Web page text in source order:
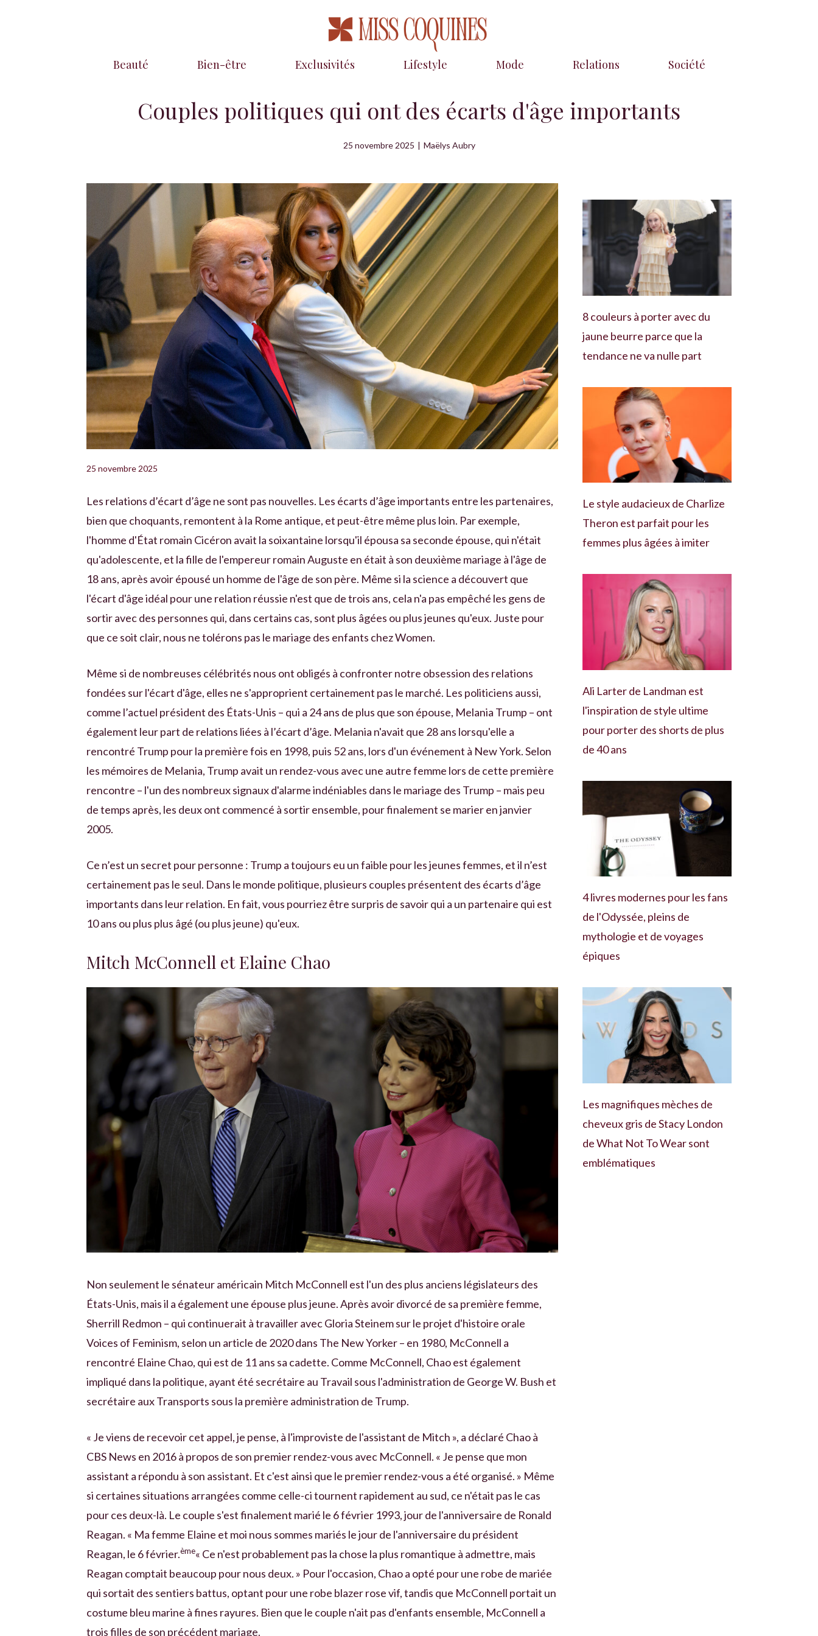
Beauté Bien-être Exclusivités Lifestyle Mode Relations Société
Couples politiques qui ont des écarts d'âge importants
25 novembre 2025 | Maëlys Aubry
25 novembre 2025
Les relations d’écart d’âge ne sont pas nouvelles. Les écarts d’âge importants entre les partenaires,
bien que choquants, remontent à la Rome antique, et peut-être même plus loin. Par exemple,
l'homme d'État romain Cicéron avait la soixantaine lorsqu'il épousa sa seconde épouse, qui n'était
qu'adolescente, et la fille de l'empereur romain Auguste en était à son deuxième mariage à l'âge de
18 ans, après avoir épousé un homme de l'âge de son père. Même si la science a découvert que
l'écart d'âge idéal pour une relation réussie n'est que de trois ans, cela n'a pas empêché les gens de
sortir avec des personnes qui, dans certains cas, sont plus âgées ou plus jeunes qu'eux. Juste pour
que ce soit clair, nous ne tolérons pas le mariage des enfants chez Women.
Même si de nombreuses célébrités nous ont obligés à confronter notre obsession des relations
fondées sur l'écart d'âge, elles ne s'approprient certainement pas le marché. Les politiciens aussi,
comme l’actuel président des États-Unis – qui a 24 ans de plus que son épouse, Melania Trump – ont
également leur part de relations liées à l’écart d’âge. Melania n'avait que 28 ans lorsqu'elle a
rencontré Trump pour la première fois en 1998, puis 52 ans, lors d'un événement à New York. Selon
les mémoires de Melania, Trump avait un rendez-vous avec une autre femme lors de cette première
rencontre – l'un des nombreux signaux d'alarme indéniables dans le mariage des Trump – mais peu
de temps après, les deux ont commencé à sortir ensemble, pour finalement se marier en janvier
2005.
Ce n’est un secret pour personne : Trump a toujours eu un faible pour les jeunes femmes, et il n’est
certainement pas le seul. Dans le monde politique, plusieurs couples présentent des écarts d’âge
importants dans leur relation. En fait, vous pourriez être surpris de savoir qui a un partenaire qui est
10 ans ou plus plus âgé (ou plus jeune) qu'eux.
Mitch McConnell et Elaine Chao
Non seulement le sénateur américain Mitch McConnell est l'un des plus anciens législateurs des
États-Unis, mais il a également une épouse plus jeune. Après avoir divorcé de sa première femme,
Sherrill Redmon – qui continuerait à travailler avec Gloria Steinem sur le projet d'histoire orale
Voices of Feminism, selon un article de 2020 dans The New Yorker – en 1980, McConnell a
rencontré Elaine Chao, qui est de 11 ans sa cadette. Comme McConnell, Chao est également
impliqué dans la politique, ayant été secrétaire au Travail sous l'administration de George W. Bush et
secrétaire aux Transports sous la première administration de Trump.
« Je viens de recevoir cet appel, je pense, à l'improviste de l'assistant de Mitch », a déclaré Chao à
CBS News en 2016 à propos de son premier rendez-vous avec McConnell. « Je pense que mon
assistant a répondu à son assistant. Et c'est ainsi que le premier rendez-vous a été organisé. » Même
si certaines situations arrangées comme celle-ci tournent rapidement au sud, ce n'était pas le cas
pour ces deux-là. Le couple s'est finalement marié le 6 février 1993, jour de l'anniversaire de Ronald
Reagan. « Ma femme Elaine et moi nous sommes mariés le jour de l'anniversaire du président
Reagan, le 6 février.ème« Ce n'est probablement pas la chose la plus romantique à admettre, mais
Reagan comptait beaucoup pour nous deux. » Pour l'occasion, Chao a opté pour une robe de mariée
qui sortait des sentiers battus, optant pour une robe blazer rose vif, tandis que McConnell portait un
costume bleu marine à fines rayures. Bien que le couple n'ait pas d'enfants ensemble, McConnell a
trois filles de son précédent mariage.
8 couleurs à porter avec du
jaune beurre parce que la
tendance ne va nulle part
Le style audacieux de Charlize
Theron est parfait pour les
femmes plus âgées à imiter
Ali Larter de Landman est
l'inspiration de style ultime
pour porter des shorts de plus
de 40 ans
4 livres modernes pour les fans
de l'Odyssée, pleins de
mythologie et de voyages
épiques
Les magnifiques mèches de
cheveux gris de Stacy London
de What Not To Wear sont
emblématiques